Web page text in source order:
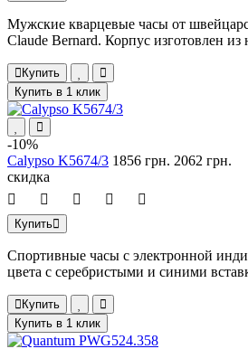
Мужские кварцевые часы от
Claude Bernard. Корпус изготовлен
Купить
Купить в 1 клик
-10%
Calypso K5674/3 1856 грн. 2062 грн.
скидка
Купить
Спортивные часы с электронной
цвета с серебристыми и синими
Купить
Купить в 1 клик